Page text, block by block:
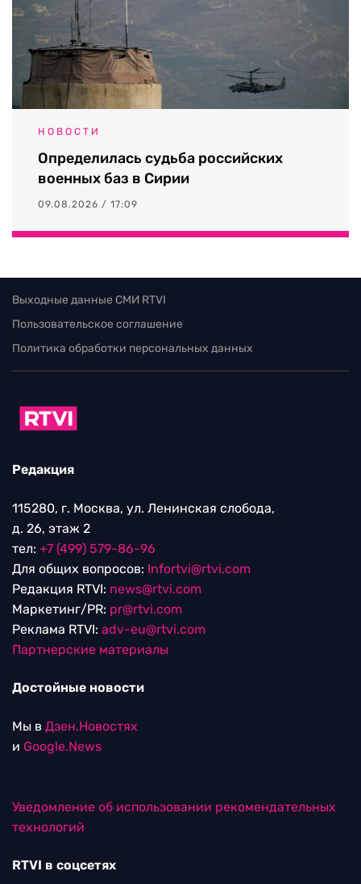
НОВОСТИ
Определилась судьба российских
военных баз в Сирии
09.08.2026 / 17:09
Выходные данные СМИ RTVI
Пользовательское соглашение
Политика обработки персональных данных
Редакция
115280, г. Москва, ул. Ленинская слобода,
д. 26, этаж 2
тел: +7 (499) 579-86-96
Для общих вопросов: Infortvi@rtvi.com
Редакция RTVI: news@rtvi.com
Маркетинг/PR: pr@rtvi.com
Реклама RTVI: adv-eu@rtvi.com
Партнерские материалы
Достойные новости
Мы в Дзен.Новостях
и Google.News
Уведомление об использовании рекомендательных
технологий
RTVI в соцсетях